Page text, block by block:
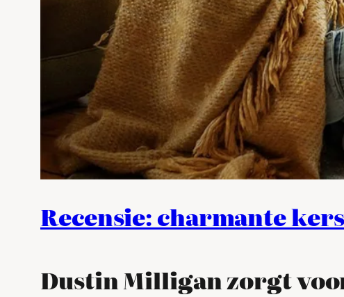
Recensie: charmante
Dustin Milligan zorgt